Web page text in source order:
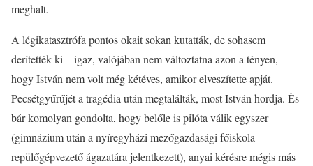
meghalt.
A légikatasztrófa pontos okait sokan kutatták, de sohasem
derítették ki – igaz, valójában nem változtatna azon a tényen,
hogy István nem volt még kétéves, amikor elveszítette apját.
Pecsétgyűrűjét a tragédia után megtalálták, most István hordja. És
bár komolyan gondolta, hogy belőle is pilóta válik egyszer
(gimnázium után a nyíregyházi mezőgazdasági főiskola
repülőgépvezető ágazatára jelentkezett), anyai kérésre mégis más